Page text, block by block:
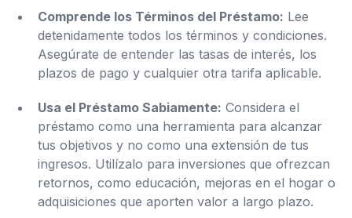
Comprende los Términos del Préstamo: Lee
detenidamente todos los términos y condiciones.
Asegúrate de entender las tasas de interés, los
plazos de pago y cualquier otra tarifa aplicable.
Usa el Préstamo Sabiamente: Considera el
préstamo como una herramienta para alcanzar
tus objetivos y no como una extensión de tus
ingresos. Utilízalo para inversiones que ofrezcan
retornos, como educación, mejoras en el hogar o
adquisiciones que aporten valor a largo plazo.